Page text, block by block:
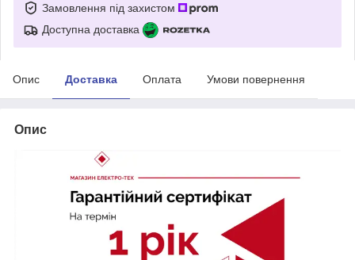
Замовлення під захистом
Доступна доставка
Опис Доставка Оплата Умови повернення
Опис